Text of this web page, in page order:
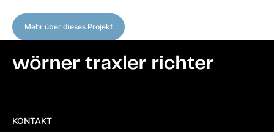
Mehr über dieses Projekt
Menü
KONTAKT